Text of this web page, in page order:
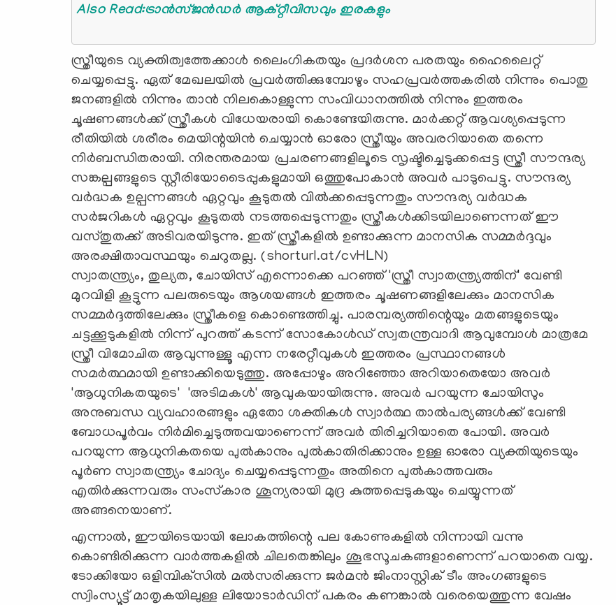
Also Read:ട്രാന്‍സ്ജന്‍ഡര്‍ ആക്റ്റീവിസവും ഇരകളും
സ്ത്രീയുടെ വ്യക്തിത്വത്തേക്കാള്‍ ലൈംഗികതയും പ്രദര്‍ശന പരതയും ഹൈലൈറ്റ്
ചെയ്യപ്പെട്ടു. ഏത് മേഖലയില്‍ പ്രവര്‍ത്തിക്കുമ്പോഴും സഹപ്രവര്‍ത്തകരില്‍ നിന്നും പൊതു
ജനങ്ങളില്‍ നിന്നും താന്‍ നിലകൊള്ളുന്ന സംവിധാനത്തില്‍ നിന്നും ഇത്തരം
ചൂഷണങ്ങള്‍ക്ക് സ്ത്രീകള്‍ വിധേയരായി കൊണ്ടേയിരുന്നു. മാര്‍ക്കറ്റ് ആവശ്യപ്പെടുന്ന
രീതിയില്‍ ശരീരം മെയിന്റയിന്‍ ചെയ്യാന്‍ ഓരോ സ്ത്രീയും അവരറിയാതെ തന്നെ
നിര്‍ബന്ധിതരായി. നിരന്തരമായ പ്രചരണങ്ങളിലൂടെ സൃഷ്ടിച്ചെടുക്കപ്പെട്ട സ്ത്രീ സൗന്ദര്യ
സങ്കല്പങ്ങളുടെ സ്റ്റീരിയോടൈപ്പുകളുമായി ഒത്തുപോകാന്‍ അവര്‍ പാടുപെട്ടു. സൗന്ദര്യ
വര്‍ദ്ധക ഉല്പന്നങ്ങള്‍ ഏറ്റവും കൂടുതല്‍ വില്‍ക്കപ്പെടുന്നതും സൗന്ദര്യ വര്‍ദ്ധക
സര്‍ജറികള്‍ ഏറ്റവും കൂടുതല്‍ നടത്തപ്പെടുന്നതും സ്ത്രീകള്‍ക്കിടയിലാണെന്നത് ഈ
വസ്തുതക്ക് അടിവരയിടുന്നു. ഇത് സ്ത്രീകളില്‍ ഉണ്ടാക്കുന്ന മാനസിക സമ്മര്‍ദ്ദവും
അരക്ഷിതാവസ്ഥയും ചെറുതല്ല. (shorturl.at/cvHLN)
സ്വാതന്ത്ര്യം, തുല്യത, ചോയിസ് എന്നൊക്കെ പറഞ്ഞ് 'സ്ത്രീ സ്വാതന്ത്ര്യത്തിന്' വേണ്ടി
മുറവിളി കൂട്ടുന്ന പലരുടെയും ആശയങ്ങള്‍ ഇത്തരം ചൂഷണങ്ങളിലേക്കും മാനസിക
സമ്മര്‍ദ്ദത്തിലേക്കും സ്ത്രീകളെ കൊണ്ടെത്തിച്ചു. പാരമ്പര്യത്തിന്റെയും മതങ്ങളുടെയും
ചട്ടക്കൂടുകളില്‍ നിന്ന് പുറത്ത് കടന്ന് സോകോള്‍ഡ് സ്വതന്ത്രവാദി ആവുമ്പോള്‍ മാത്രമേ
സ്ത്രീ വിമോചിത ആവുന്നുള്ളൂ എന്ന നരേറ്റീവുകള്‍ ഇത്തരം പ്രസ്ഥാനങ്ങള്‍
സമര്‍ത്ഥമായി ഉണ്ടാക്കിയെടുത്തു. അപ്പോഴും അറിഞ്ഞോ അറിയാതെയോ അവര്‍
'ആധുനികതയുടെ' 'അടിമകള്‍' ആവുകയായിരുന്നു. അവര്‍ പറയുന്ന ചോയിസും
അനുബന്ധ വ്യവഹാരങ്ങളും ഏതോ ശക്തികള്‍ സ്വാര്‍ത്ഥ താല്‍പര്യങ്ങള്‍ക്ക് വേണ്ടി
ബോധപൂര്‍വം നിര്‍മിച്ചെടുത്തവയാണെന്ന് അവര്‍ തിരിച്ചറിയാതെ പോയി. അവര്‍
പറയുന്ന ആധുനികതയെ പുല്‍കാനും പുല്‍കാതിരിക്കാനും ഉള്ള ഓരോ വ്യക്തിയുടെയും
പൂര്‍ണ സ്വാതന്ത്ര്യം ചോദ്യം ചെയ്യപ്പെടുന്നതും അതിനെ പുല്‍കാത്തവരും
എതിര്‍ക്കുന്നവരും സംസ്‌കാര ശൂന്യരായി മുദ്ര കുത്തപ്പെടുകയും ചെയ്യുന്നത്
അങ്ങനെയാണ്.
എന്നാല്‍, ഈയിടെയായി ലോകത്തിന്റെ പല കോണുകളില്‍ നിന്നായി വന്നു
കൊണ്ടിരിക്കുന്ന വാര്‍ത്തകളില്‍ ചിലതെങ്കിലും ശൂഭസൂചകങ്ങളാണെന്ന് പറയാതെ വയ്യ.
ടോക്കിയോ ഒളിമ്പിക്‌സില്‍ മല്‍സരിക്കുന്ന ജര്‍മന്‍ ജിംനാസ്റ്റിക് ടീം അംഗങ്ങളുടെ
സ്വിംസ്യൂട്ട് മാതൃകയിലുള്ള ലിയോടാര്‍ഡിന് പകരം കണങ്കാല്‍ വരെയെത്തുന്ന വേഷം